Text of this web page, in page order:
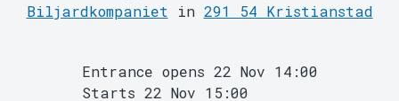
Biljardkompaniet in 291 54 Kristianstad
Entrance opens 22 Nov 14:00
Starts 22 Nov 15:00